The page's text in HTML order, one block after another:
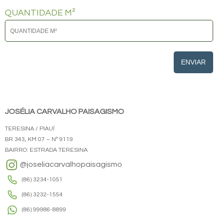
QUANTIDADE M²
ENVIAR
JOSÉLIA CARVALHO PAISAGISMO
TERESINA / PIAUÍ
BR 343, KM 07 – Nº 9119
BAIRRO: ESTRADA TERESINA
@joseliacarvalhopaisagismo
(86) 3234-1051
(86) 3232-1554
(86) 99986-8899